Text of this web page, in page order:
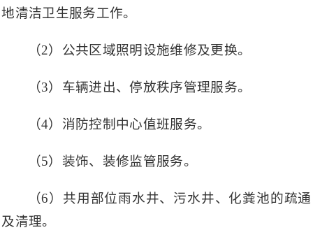
地清洁卫生服务工作。
（2）公共区域照明设施维修及更换。
（3）车辆进出、停放秩序管理服务。
（4）消防控制中心值班服务。
（5）装饰、装修监管服务。
（6）共用部位雨水井、污水井、化粪池的疏通
及清理。